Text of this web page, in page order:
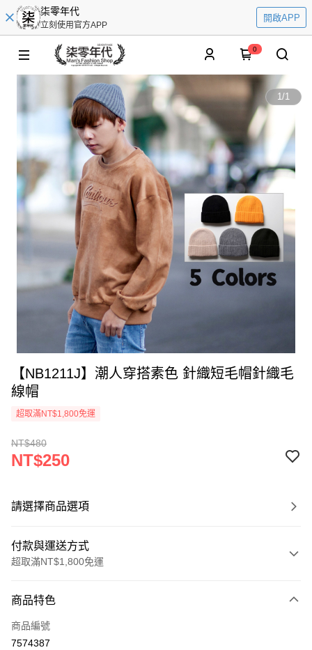
柒零年代
立刻使用官方APP
開啟APP
0
1/1
【NB1211J】潮人穿搭素色 針織短毛帽針織毛
線帽
超取滿NT$1,800免運
NT$480
NT$250
請選擇商品選項
付款與運送方式
超取滿NT$1,800免運
信用卡一次付款
超商取貨付款
商品特色
商品編號
7574387